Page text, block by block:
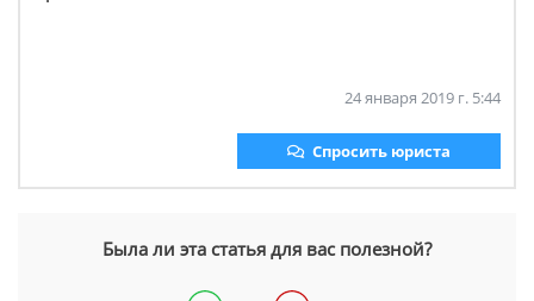
24 января 2019 г. 5:44
Спросить юриста
Была ли эта статья для вас полезной?